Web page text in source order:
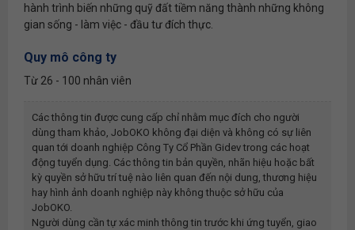
hành trình biến những quỹ đất tiềm năng thành những không
gian sống - làm việc - đầu tư đích thực.
Quy mô công ty
Từ 26 - 100 nhân viên
Các thông tin được cung cấp chỉ nhằm mục đích cho người
dùng tham khảo, JobOKO không đại diện và không có sự liên
quan tới doanh nghiệp Công Ty Cổ Phần Gidevtrong các hoạt
động tuyển dụng. Các thông tin bản quyền, nhãn hiệu hoặc bất
kỳ quyền sở hữu trí tuệ nào liên quan đến nội dung, thương hiệu
hay hình ảnh doanh nghiệp này không thuộc sở hữu của
JobOKO.
Người dùng cần tự xác minh thông tin trước khi ứng tuyển, giao